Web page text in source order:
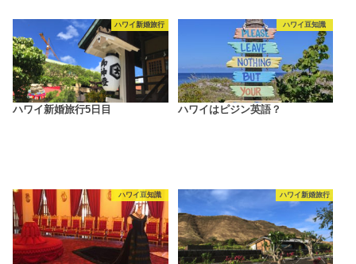
ハワイ新婚旅行
ハワイ新婚旅行5日目
ハワイ豆知識
ハワイはピジン英語？
ハワイ豆知識 ハワイ新婚旅行